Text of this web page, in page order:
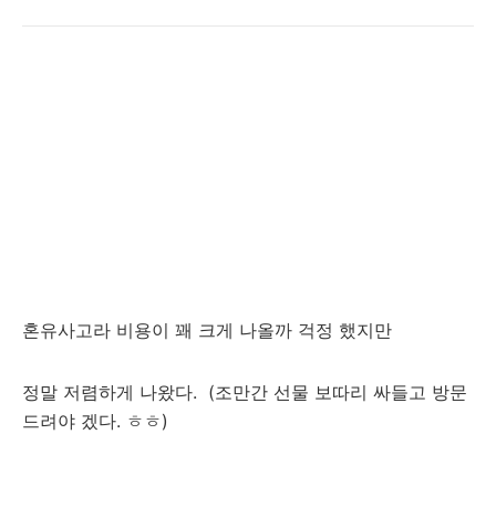
혼유사고라 비용이 꽤 크게 나올까 걱정 했지만
정말 저렴하게 나왔다. (조만간 선물 보따리 싸들고 방문
드려야 겠다. ㅎㅎ)